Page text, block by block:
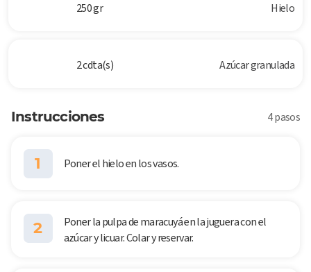
250 gr Hielo
2 cdta(s) Azúcar granulada
Instrucciones 4 pasos
1 Poner el hielo en los vasos.
2
Poner la pulpa de maracuyá en la juguera con el
azúcar y licuar. Colar y reservar.